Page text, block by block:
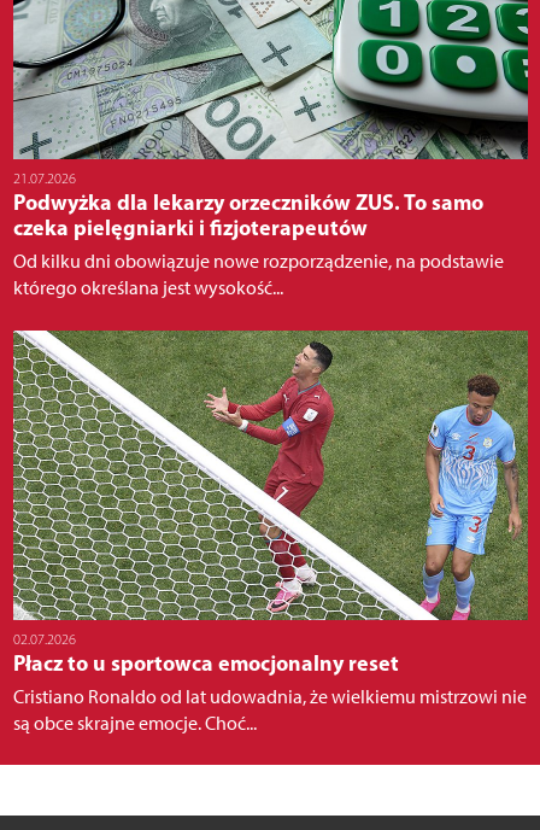
21.07.2026
Podwyżka dla lekarzy orzeczników ZUS. To samo
czeka pielęgniarki i fizjoterapeutów
Od kilku dni obowiązuje nowe rozporządzenie, na podstawie
którego określana jest wysokość...
02.07.2026
Płacz to u sportowca emocjonalny reset
Cristiano Ronaldo od lat udowadnia, że wielkiemu mistrzowi nie
są obce skrajne emocje. Choć...